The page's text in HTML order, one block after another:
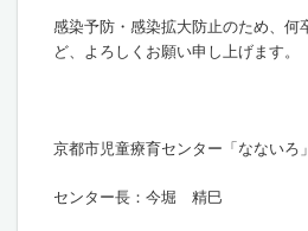
感染予防・感染拡大防止のため、何
ど、よろしくお願い申し上げます。
京都市児童療育センター「なないろ」
センター長：今堀 精巳